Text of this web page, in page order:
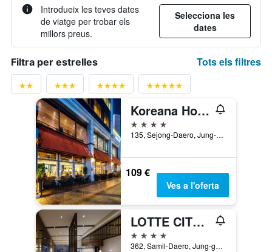
Introdueix les teves dates
de viatge per trobar els
millors preus.
Selecciona les
dates
Filtra per estrelles Tots els filtres
Koreana Hotel
4 estrelles
135, Sejong-Daero, Jung-gu, Seül, Corea del Sud
109 €
Ves a l'oferta
LOTTE CITY HOTEL MYEONGDONG
4 estrelles
362, Samil-Daero, Jung-gu, Seül, Corea del Sud